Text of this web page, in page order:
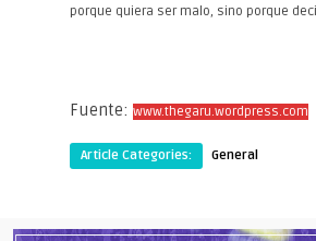
porque quiera ser malo, sino porque
Fuente: www.thegaru.wordpress.com
Article Categories: General